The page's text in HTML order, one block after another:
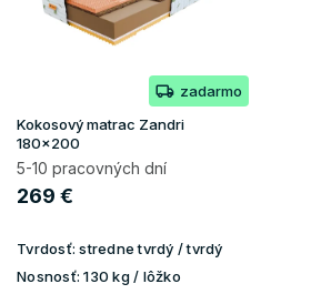
u
k
t
o
zadarmo
Kokosový matrac Zandri
180x200
5-10 pracovných dní
269 €
Tvrdosť: stredne tvrdý / tvrdý
Nosnosť: 130 kg / lôžko